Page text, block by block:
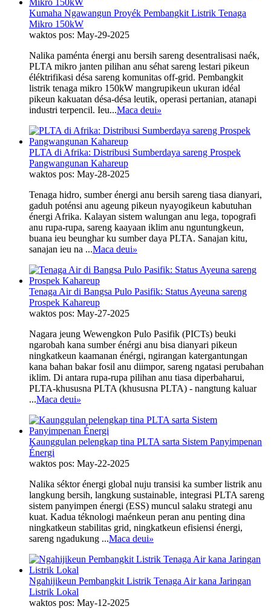
Kumaha Ngawangun Proyék Pembangkit Listrik Tenaga
Mikro 150kW
waktos pos: May-29-2025
Nalika paménta énergi anu bersih sareng desentralisasi naék,
PLTA mikro janten pilihan anu séhat sareng lestari pikeun
éléktrifikasi désa sareng komunitas off-grid. Pembangkit
listrik tenaga mikro 150kW mangrupikeun ukuran idéal
pikeun kakuatan désa-désa leutik, operasi pertanian, atanapi
industri terpencil. Ieu...Maca deui»
PLTA di Afrika: Distribusi Sumberdaya sareng Prospek
Pangwangunan Kahareup
waktos pos: May-28-2025
Tenaga hidro, sumber énergi anu bersih sareng tiasa dianyari,
gaduh poténsi anu ageung pikeun nyayogikeun kabutuhan
énergi Afrika. Kalayan sistem walungan anu lega, topografi
anu rupa-rupa, sareng kaayaan iklim anu nguntungkeun,
buana ieu beunghar ku sumber daya PLTA. Sanajan kitu,
sanajan ieu na ...Maca deui»
Tenaga Air di Bangsa Pulo Pasifik: Status Ayeuna sareng
Prospek Kahareup
waktos pos: May-27-2025
Nagara jeung Wewengkon Pulo Pasifik (PICTs) beuki
ngarobah kana sumber énérgi anu bisa dianyari pikeun
ningkatkeun kaamanan énérgi, ngirangan katergantungan
kana bahan bakar fosil anu diimpor, sareng ngatasi perubahan
iklim. Di antara rupa-rupa pilihan anu tiasa diperbaharui,
PLTA-khususna PLTA (khususna PLTA) - nangtung kaluar
...Maca deui»
Kaunggulan pelengkap tina PLTA sarta Sistem Panyimpenan
Énergi
waktos pos: May-22-2025
Nalika séktor énergi global nuju transisi ka sumber listrik anu
langkung bersih, langkung sustainable, integrasi PLTA sareng
sistem panyimpen énergi (ESS) muncul salaku strategi anu
kuat. Kadua téknologi maénkeun peran anu penting dina
ningkatkeun stabilitas grid, ningkatkeun efisiensi énergi,
sareng ngadukung ...Maca deui»
Ngahijikeun Pembangkit Listrik Tenaga Air kana Jaringan
Listrik Lokal
waktos pos: May-12-2025